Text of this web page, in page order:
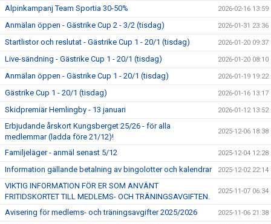
SARA HECTOR CUP
Alpinkampanj Team Sportia 30-50% 2026-02-16 13:59
Anmälan öppen - Gästrike Cup 2 - 3/2 (tisdag) 2026-01-31 23:36
Startlistor och reslutat - Gästrike Cup 1 - 20/1 (tisdag) 2026-01-20 09:37
Live-sändning - Gästrike Cup 1 - 20/1 (tisdag) 2026-01-20 08:10
Anmälan öppen - Gästrike Cup 1 - 20/1 (tisdag) 2026-01-19 19:22
Gästrike Cup 1 - 20/1 (tisdag) 2026-01-16 13:17
Skidpremiär Hemlingby - 13 januari 2026-01-12 13:52
Erbjudande årskort Kungsberget 25/26 - för alla
medlemmar (ladda före 21/12)!
2025-12-06 18:38
Familjeläger - anmäl senast 5/12 2025-12-04 12:28
Information gällande betalning av bingolotter och kalendrar 2025-12-02 22:14
VIKTIG INFORMATION FÖR ER SOM ANVÄNT
FRITIDSKORTET TILL MEDLEMS- OCH TRÄNINGSAVGIFTEN.
2025-11-07 06:34
Avisering för medlems- och träningsavgifter 2025/2026 2025-11-06 21:38